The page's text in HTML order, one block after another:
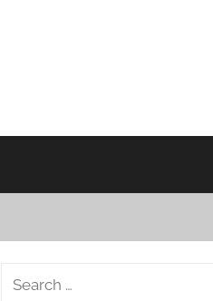
Search